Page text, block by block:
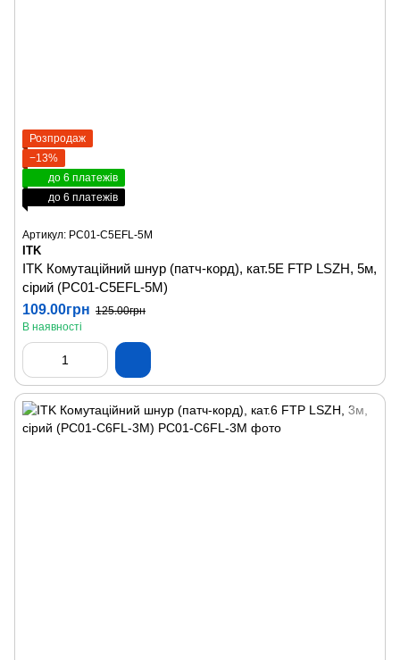
Розпродаж
−13%
до 6 платежів
до 6 платежів
Артикул: PC01-C5EFL-5M
ITK
ITK Комутаційний шнур (патч-корд), кат.5Е FTP LSZH, 5м,
сірий (PC01-C5EFL-5M)
109.00грн 125.00грн
В наявності